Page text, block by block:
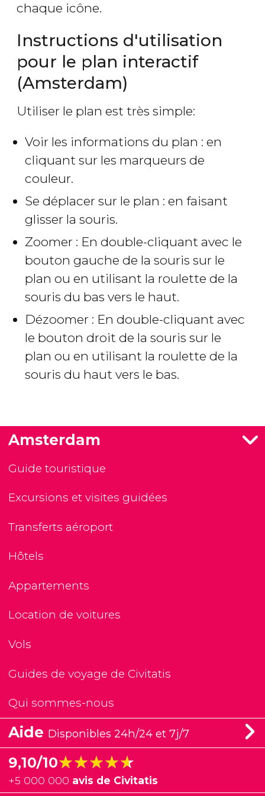
chaque icône.
Instructions d'utilisation
pour le plan interactif
(Amsterdam)
Utiliser le plan est très simple:
Voir les informations du plan : en
cliquant sur les marqueurs de
couleur.
Se déplacer sur le plan : en faisant
glisser la souris.
Zoomer : En double-cliquant avec le
bouton gauche de la souris sur le
plan ou en utilisant la roulette de la
souris du bas vers le haut.
Dézoomer : En double-cliquant avec
le bouton droit de la souris sur le
plan ou en utilisant la roulette de la
souris du haut vers le bas.
Amsterdam
Guide touristique
Excursions et visites guidées
Transferts aéroport
Hôtels
Appartements
Location de voitures
Vols
Guides de voyage de Civitatis
Qui sommes-nous
Aide Disponibles 24h/24 et 7j/7
9,10/10★★★★★
★★★★★
+5 000 000 avis de Civitatis